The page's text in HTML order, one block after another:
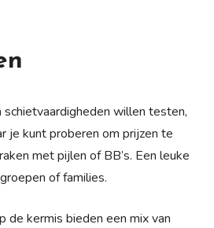
schietvaardigheden willen testen,
je kunt proberen om prijzen te
met pijlen of BB’s. Een leuke
of families.
de kermis bieden een mix van